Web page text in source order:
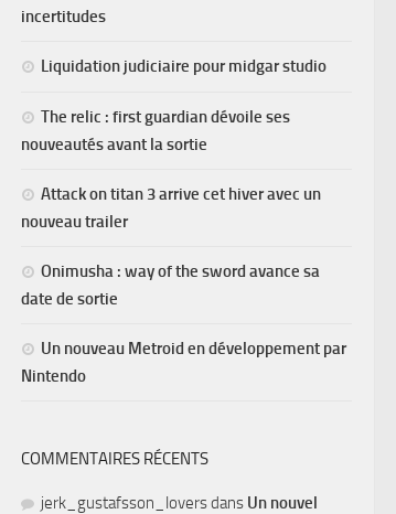
incertitudes
Liquidation judiciaire pour midgar studio
The relic : first guardian dévoile ses
nouveautés avant la sortie
Attack on titan 3 arrive cet hiver avec un
nouveau trailer
Onimusha : way of the sword avance sa
date de sortie
Un nouveau Metroid en développement par
Nintendo
COMMENTAIRES RÉCENTS
jerk_gustafsson_loversdans Un nouvel